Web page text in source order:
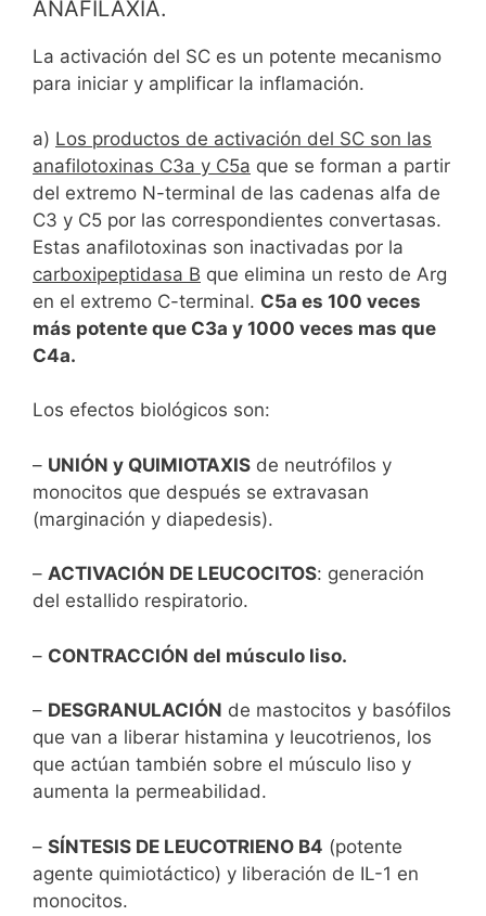
ANAFILAXIA.
La activación del SC es un potente mecanismo
para iniciar y amplificar la inflamación.
a) Los productos de activación del SC son las
anafilotoxinas C3a y C5a que se forman a partir
del extremo N-terminal de las cadenas alfa de
C3 y C5 por las correspondientes convertasas.
Estas anafilotoxinas son inactivadas por la
carboxipeptidasa B que elimina un resto de Arg
en el extremo C-terminal. C5a es 100 veces
más potente que C3a y 1000 veces mas que
C4a.
Los efectos biológicos son:
– UNIÓN y QUIMIOTAXIS de neutrófilos y
monocitos que después se extravasan
(marginación y diapedesis).
– ACTIVACIÓN DE LEUCOCITOS: generación
del estallido respiratorio.
– CONTRACCIÓN del músculo liso.
– DESGRANULACIÓN de mastocitos y basófilos
que van a liberar histamina y leucotrienos, los
que actúan también sobre el músculo liso y
aumenta la permeabilidad.
– SÍNTESIS DE LEUCOTRIENO B4 (potente
agente quimiotáctico) y liberación de IL-1 en
monocitos.